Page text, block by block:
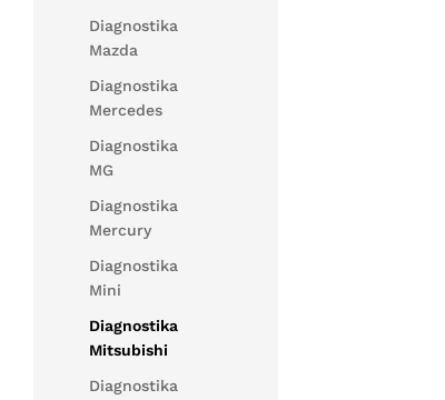
Diagnostika
Mazda
Diagnostika
Mercedes
Diagnostika
MG
Diagnostika
Mercury
Diagnostika
Mini
Diagnostika
Mitsubishi
Diagnostika